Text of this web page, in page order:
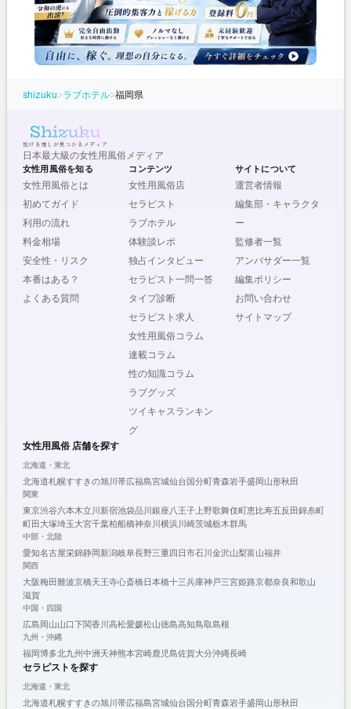
shizuku>ラブホテル>福岡県
日本最大級の女性用風俗メディア
女性用風俗を知る
女性用風俗とは
初めてガイド
利用の流れ
料金相場
安全性・リスク
本番はある？
よくある質問
コンテンツ
女性用風俗店
セラピスト
ラブホテル
体験談レポ
独占インタビュー
セラピスト一問一答
タイプ診断
セラピスト求人
女性用風俗コラム
連載コラム
性の知識コラム
ラブグッズ
ツイキャスランキン
グ
サイトについて
運営者情報
編集部・キャラクタ
ー
監修者一覧
アンバサダー一覧
編集ポリシー
お問い合わせ
サイトマップ
女性用風俗 店舗を探す
北海道・東北
北海道札幌すすきの旭川帯広福島宮城仙台国分町青森岩手盛岡山形秋田
関東
東京渋谷六本木立川新宿池袋品川銀座 八王子 上野歌舞伎町恵比寿五反田錦糸町
町田大塚埼玉大宮千葉柏船橋神奈川横浜川崎茨城栃木群馬
中部・北陸
愛知名古屋栄錦静岡新潟岐阜長野三重四日市石川金沢山梨富山福井
関西
大阪梅田難波京橋天王寺心斎橋日本橋十三兵庫神戸三宮姫路京都奈良和歌山
滋賀
中国・四国
広島岡山山口下関香川高松愛媛松山徳島高知鳥取島根
九州・沖縄
福岡博多北九州中洲天神熊本宮崎鹿児島佐賀大分沖縄長崎
セラピストを探す
北海道・東北
北海道札幌すすきの旭川帯広福島宮城仙台国分町青森岩手盛岡山形秋田